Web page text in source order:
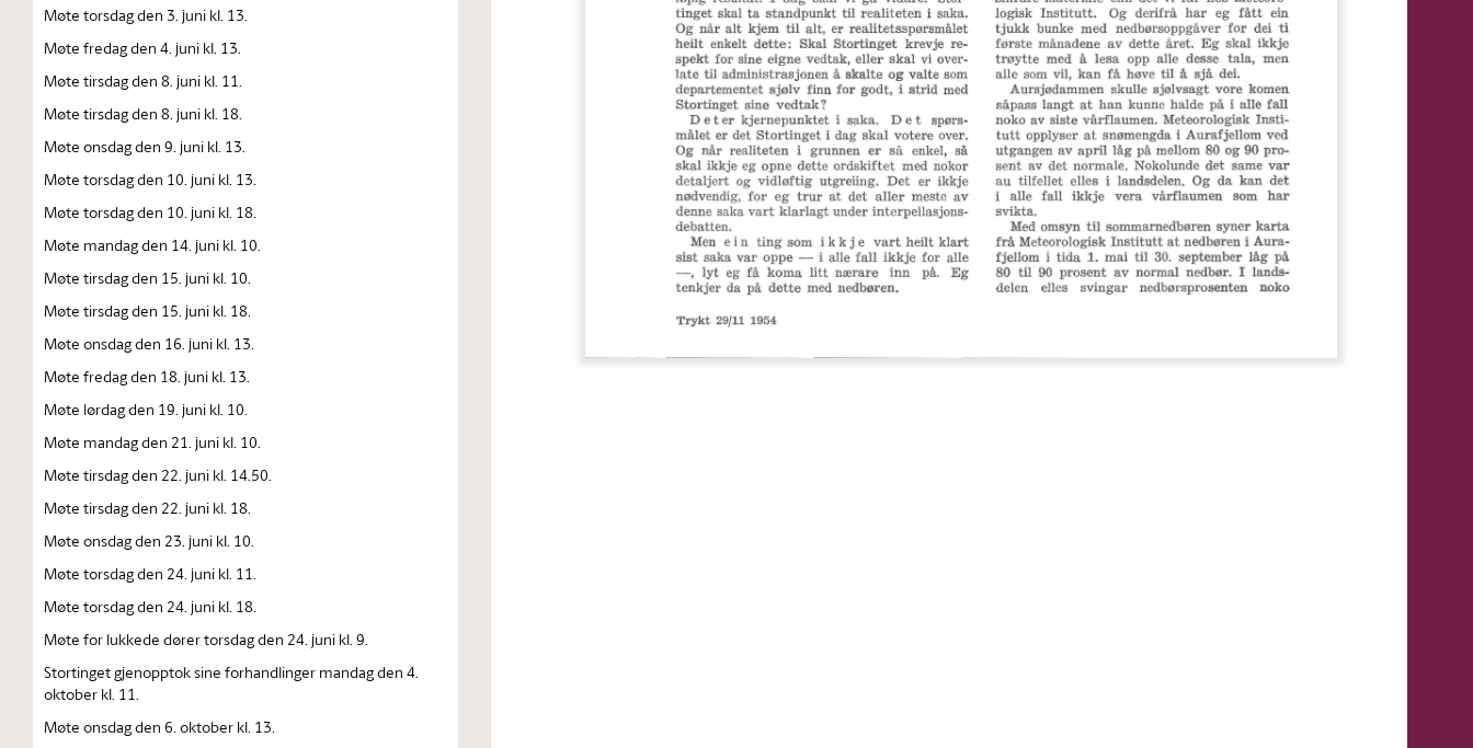
Møte torsdag den 3. juni kl. 13.
Møte fredag den 4. juni kl. 13.
Møte tirsdag den 8. juni kl. 11.
Møte tirsdag den 8. juni kl. 18.
Møte onsdag den 9. juni kl. 13.
Møte torsdag den 10. juni kl. 13.
Møte torsdag den 10. juni kl. 18.
Møte mandag den 14. juni kl. 10.
Møte tirsdag den 15. juni kl. 10.
Møte tirsdag den 15. juni kl. 18.
Møte onsdag den 16. juni kl. 13.
Møte fredag den 18. juni kl. 13.
Møte lørdag den 19. juni kl. 10.
Møte mandag den 21. juni kl. 10.
Møte tirsdag den 22. juni kl. 14.50.
Møte tirsdag den 22. juni kl. 18.
Møte onsdag den 23. juni kl. 10.
Møte torsdag den 24. juni kl. 11.
Møte torsdag den 24. juni kl. 18.
Møte for lukkede dører torsdag den 24. juni kl. 9.
Stortinget gjenopptok sine forhandlinger mandag den 4.
oktober kl. 11.
Møte onsdag den 6. oktober kl. 13.